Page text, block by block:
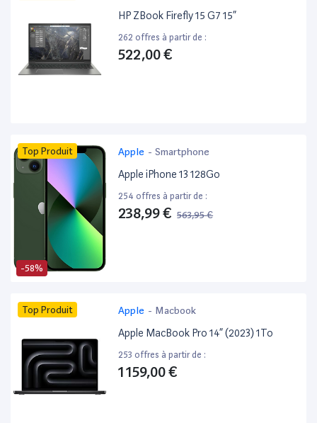
HP ZBook Firefly 15 G7 15”
262 offres à partir de :
522,00 €
-58%
Top Produit Apple - Smartphone
Apple iPhone 13 128Go
254 offres à partir de :
238,99 € 563,95 €
Top Produit Apple - Macbook
Apple MacBook Pro 14” (2023) 1To
253 offres à partir de :
1 159,00 €